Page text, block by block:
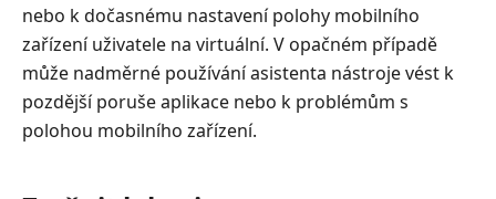
nebo k dočasnému nastavení polohy mobilního
zařízení uživatele na virtuální. V opačném případě
může nadměrné používání asistenta nástroje vést k
pozdější poruše aplikace nebo k problémům s
polohou mobilního zařízení.